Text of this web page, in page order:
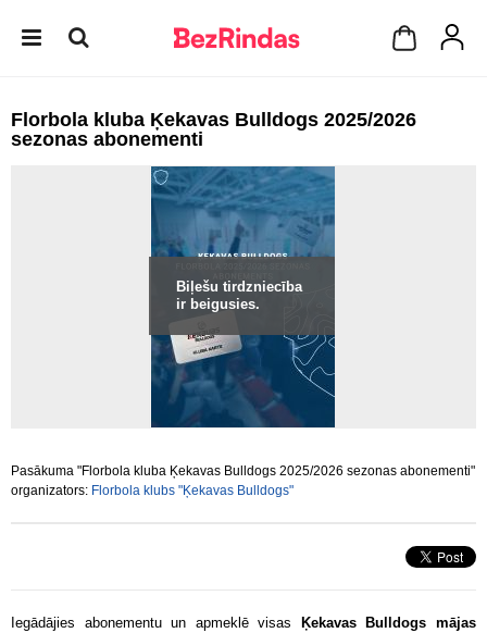
Florbola kluba Ķekavas Bulldogs 2025/2026
sezonas abonementi
Biļešu tirdzniecība
ir beigusies.
Pasākuma "Florbola kluba Ķekavas Bulldogs 2025/2026 sezonas abonementi"
organizators: Florbola klubs "Ķekavas Bulldogs"
Iegādājies abonementu un apmeklē visas
Ķekavas Bulldogs mājas